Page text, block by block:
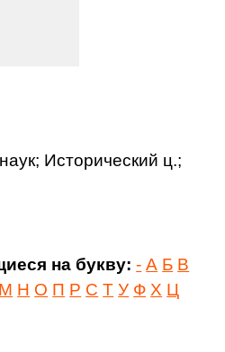
Исторический ц.;
на букву: - А Б В
М Н О П Р С Т У Ф Х Ц